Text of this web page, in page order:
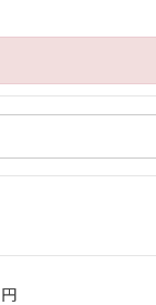
円